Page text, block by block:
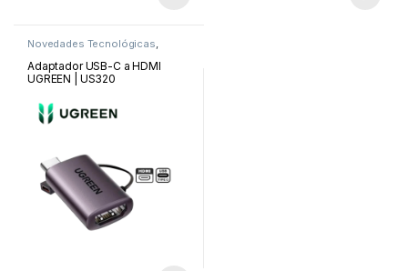
Novedades Tecnológicas,
Adaptador USB-C a HDMI
UGREEN | US320